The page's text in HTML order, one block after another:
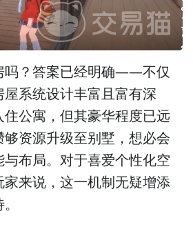
吗？答案已经明确——不仅
系统设计丰富且富有深
公寓，但其豪华程度已远
资源升级至别墅，想必会
布局。对于喜爱个性化空
来说，这一机制无疑增添